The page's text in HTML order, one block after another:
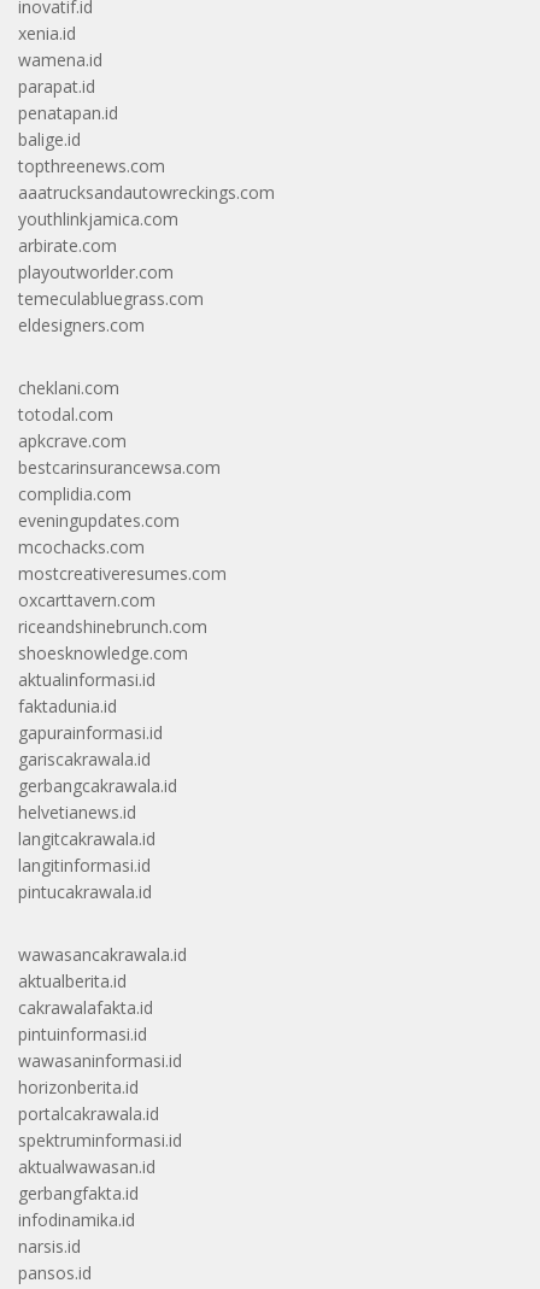
inovatif.id
xenia.id
wamena.id
parapat.id
penatapan.id
balige.id
topthreenews.com
aaatrucksandautowreckings.com
youthlinkjamica.com
arbirate.com
playoutworlder.com
temeculabluegrass.com
eldesigners.com
cheklani.com
totodal.com
apkcrave.com
bestcarinsurancewsa.com
complidia.com
eveningupdates.com
mcochacks.com
mostcreativeresumes.com
oxcarttavern.com
riceandshinebrunch.com
shoesknowledge.com
aktualinformasi.id
faktadunia.id
gapurainformasi.id
gariscakrawala.id
gerbangcakrawala.id
helvetianews.id
langitcakrawala.id
langitinformasi.id
pintucakrawala.id
wawasancakrawala.id
aktualberita.id
cakrawalafakta.id
pintuinformasi.id
wawasaninformasi.id
horizonberita.id
portalcakrawala.id
spektruminformasi.id
aktualwawasan.id
gerbangfakta.id
infodinamika.id
narsis.id
pansos.id